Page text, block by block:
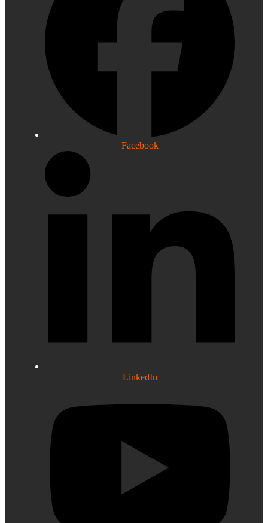
Facebook
LinkedIn